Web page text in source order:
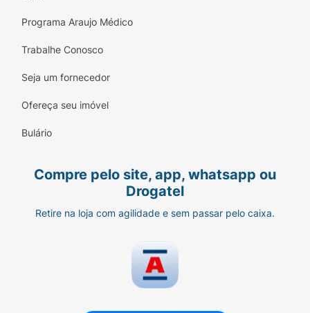
Programa Araujo Médico
Trabalhe Conosco
Seja um fornecedor
Ofereça seu imóvel
Bulário
Compre pelo site, app, whatsapp ou
Drogatel
Retire na loja com agilidade e sem passar pelo caixa.